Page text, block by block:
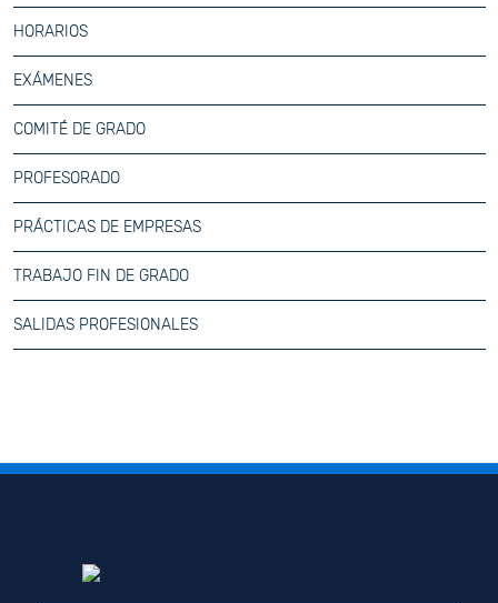
HORARIOS
EXÁMENES
COMITÉ DE GRADO
PROFESORADO
PRÁCTICAS DE EMPRESAS
TRABAJO FIN DE GRADO
SALIDAS PROFESIONALES